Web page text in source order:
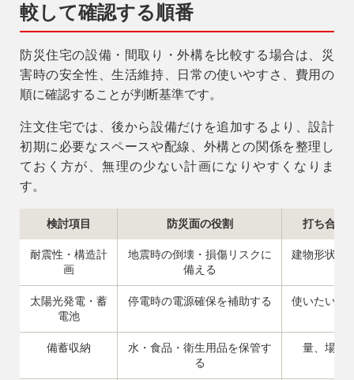
較して確認する順番
防災住宅の設備・間取り・外構を比較する場合は、災
害時の安全性、生活維持、日常の使いやすさ、費用の
順に確認することが判断基準です。
注文住宅では、後から設備だけを追加するより、設計
初期に必要なスペースや配線、外構との関係を整理し
ておく方が、無理の少ない計画になりやすくなりま
す。
検討項目 防災面の役割 打ち合わ
耐震性・構造計
画
地震時の倒壊・損傷リスクに
備える
建物形状、
太陽光発電・蓄
電池
停電時の電源確保を補助する 使いたい機
備蓄収納
水・食品・衛生用品を保管す
る
量、場所